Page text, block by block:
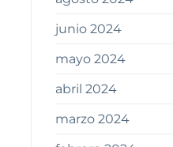
junio 2024
mayo 2024
abril 2024
marzo 2024